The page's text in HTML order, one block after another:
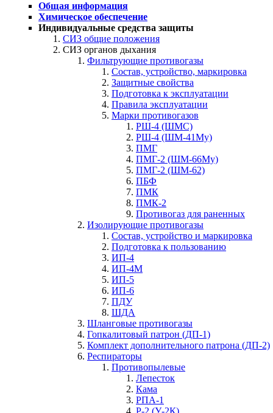
Общая информация
Химическое обеспечение
Индивидуальные средства защиты
СИЗ общие положения
СИЗ органов дыхания
Фильтрующие противогазы
Состав, устройство, маркировка
Защитные свойства
Подготовка к эксплуатации
Правила эксплуатации
Марки противогазов
РШ-4 (ШМС)
РШ-4 (ШМ-41Му)
ПМГ
ПМГ-2 (ШМ-66Му)
ПМГ-2 (ШМ-62)
ПБФ
ПМК
ПМК-2
Противогаз для раненных
Изолирующие противогазы
Состав, устройство и маркировка
Подготовка к пользованию
ИП-4
ИП-4М
ИП-5
ИП-6
ПДУ
ШДА
Шланговые противогазы
Гопкалитовый патрон (ДП-1)
Комплект дополнительного патрона (ДП-2)
Респираторы
Противопылевые
Лепесток
Кама
РПА-1
Р-2 (У-2К)